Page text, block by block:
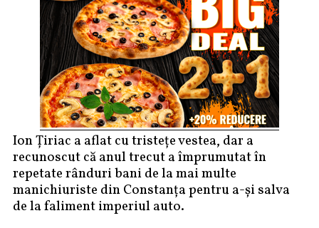
Ion Țiriac a aflat cu tristețe vestea, dar a
recunoscut că anul trecut a împrumutat în
repetate rânduri bani de la mai multe
manichiuriste din Constanța pentru a-și salva
de la faliment imperiul auto.